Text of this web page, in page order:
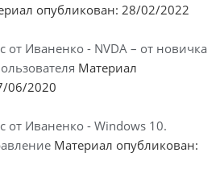
опубликован: 28/02/2022
Иваненко - NVDA – от новичка
Материал
06/2020
Иваненко - Windows 10.
Материал опубликован: